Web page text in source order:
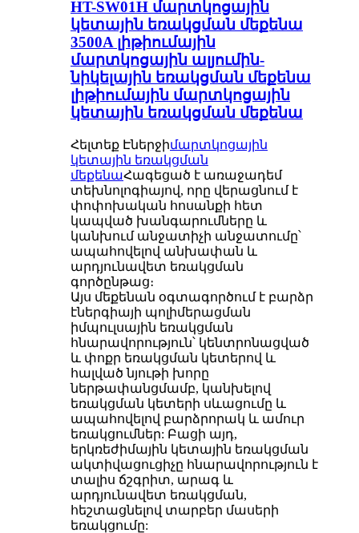
HT-SW01H մարտկոցային
կետային եռակցման մեքենա
3500A լիթիումային
մարտկոցային ալյումին-
նիկելային եռակցման մեքենա
լիթիումային մարտկոցային
կետային եռակցման մեքենա
Հելտեք Էներջիմարտկոցային
կետային եռակցման
մեքենաՀագեցած է առաջադեմ
տեխնոլոգիայով, որը վերացնում է
փոփոխական հոսանքի հետ
կապված խանգարումները և
կանխում անջատիչի անջատումը՝
ապահովելով անխափան և
արդյունավետ եռակցման
գործընթաց։
Այս մեքենան օգտագործում է բարձր
էներգիայի պոլիմերացման
իմպուլսային եռակցման
հնարավորություն՝ կենտրոնացված
և փոքր եռակցման կետերով և
հալված նյութի խորը
ներթափանցմամբ, կանխելով
եռակցման կետերի սևացումը և
ապահովելով բարձրորակ և ամուր
եռակցումներ: Բացի այդ,
երկռեժիմային կետային եռակցման
ակտիվացուցիչը հնարավորություն է
տալիս ճշգրիտ, արագ և
արդյունավետ եռակցման,
հեշտացնելով տարբեր մասերի
եռակցումը: